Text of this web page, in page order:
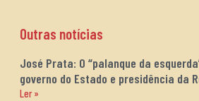
Outras notícias
José Prata: O “palanque da
governo do Estado e presidência da
Ler »